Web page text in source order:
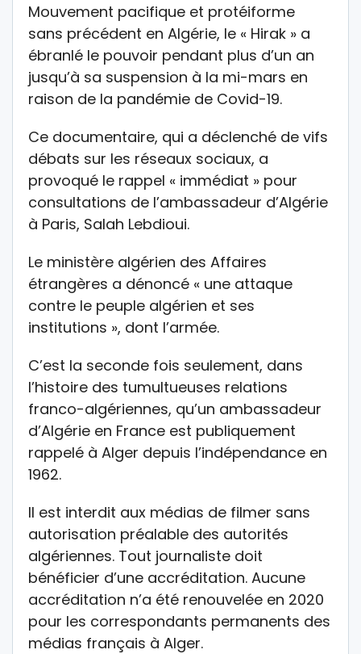
Mouvement pacifique et protéiforme
sans précédent en Algérie, le « Hirak » a
ébranlé le pouvoir pendant plus d’un an
jusqu’à sa suspension à la mi-mars en
raison de la pandémie de Covid-19.
Ce documentaire, qui a déclenché de vifs
débats sur les réseaux sociaux, a
provoqué le rappel « immédiat » pour
consultations de l’ambassadeur d’Algérie
à Paris, Salah Lebdioui.
Le ministère algérien des Affaires
étrangères a dénoncé « une attaque
contre le peuple algérien et ses
institutions », dont l’armée.
C’est la seconde fois seulement, dans
l’histoire des tumultueuses relations
franco-algériennes, qu’un ambassadeur
d’Algérie en France est publiquement
rappelé à Alger depuis l’indépendance en
1962.
Il est interdit aux médias de filmer sans
autorisation préalable des autorités
algériennes. Tout journaliste doit
bénéficier d’une accréditation. Aucune
accréditation n’a été renouvelée en 2020
pour les correspondants permanents des
médias français à Alger.